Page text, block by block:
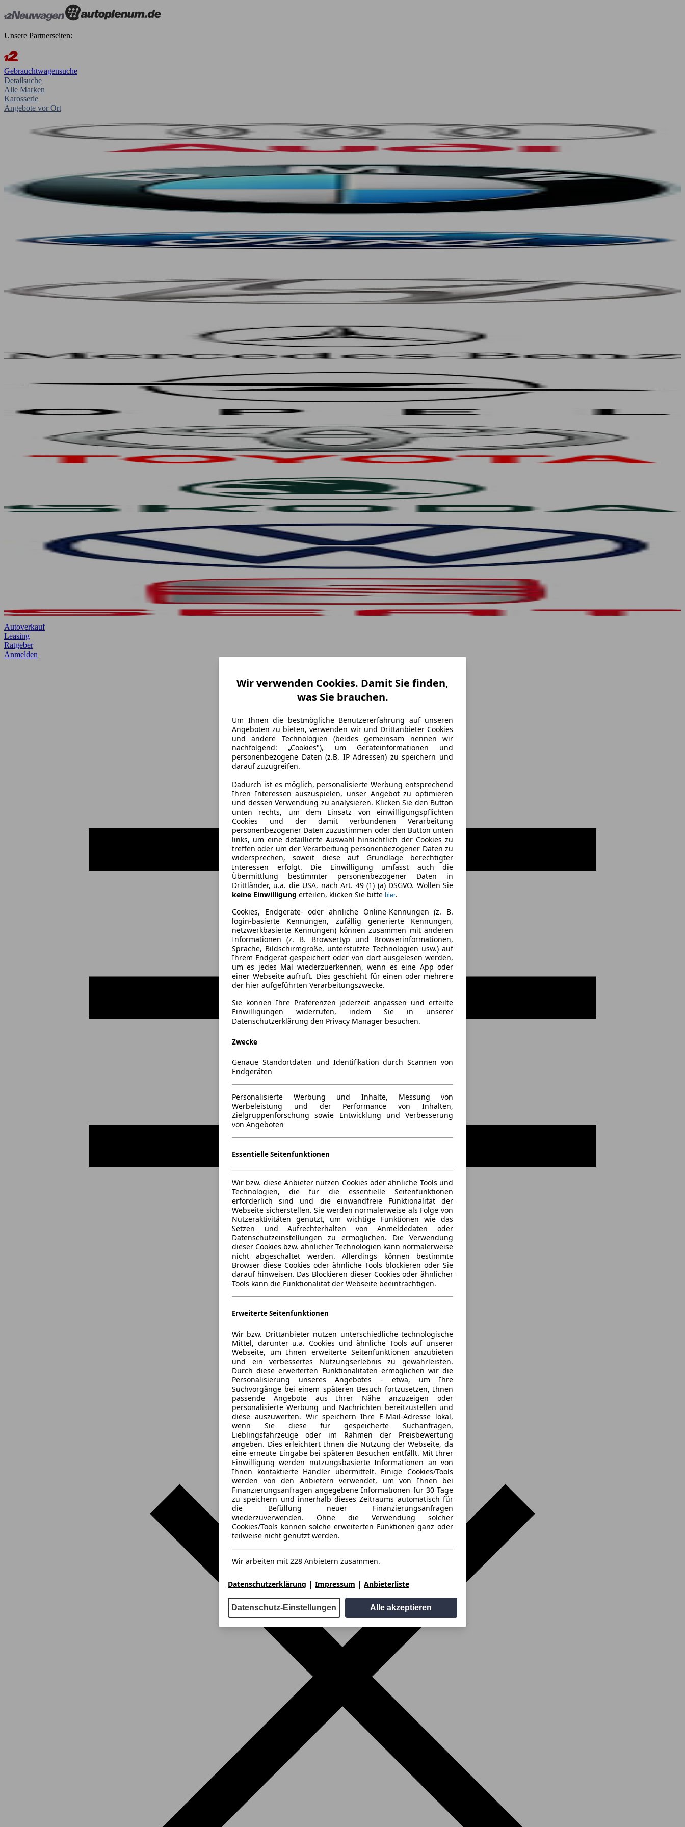
Unsere Partnerseiten:
Gebrauchtwagensuche
Detailsuche
Alle Marken
Karosserie
Angebote vor Ort
Autoverkauf
Leasing
Ratgeber
Anmelden
Wir verwenden Cookies. Damit Sie finden,
was Sie brauchen.
Um Ihnen die bestmögliche Benutzererfahrung auf unseren
Angeboten zu bieten, verwenden wir und Drittanbieter Cookies
und andere Technologien (beides gemeinsam nennen wir
nachfolgend: „Cookies"), um Geräteinformationen und
personenbezogene Daten (z.B. IP Adressen) zu speichern und
darauf zuzugreifen.
Dadurch ist es möglich, personalisierte Werbung entsprechend
Ihren Interessen auszuspielen, unser Angebot zu optimieren
und dessen Verwendung zu analysieren. Klicken Sie den Button
unten rechts, um dem Einsatz von einwilligungspflichten
Cookies und der damit verbundenen Verarbeitung
personenbezogener Daten zuzustimmen oder den Button unten
links, um eine detaillierte Auswahl hinsichtlich der Cookies zu
treffen oder um der Verarbeitung personenbezogener Daten zu
widersprechen, soweit diese auf Grundlage berechtigter
Interessen erfolgt. Die Einwilligung umfasst auch die
Übermittlung bestimmter personenbezogener Daten in
Drittländer, u.a. die USA, nach Art. 49 (1) (a) DSGVO. Wollen Sie
keine Einwilligung erteilen, klicken Sie bitte hier.
Cookies, Endgeräte- oder ähnliche Online-Kennungen (z. B.
login-basierte Kennungen, zufällig generierte Kennungen,
netzwerkbasierte Kennungen) können zusammen mit anderen
Informationen (z. B. Browsertyp und Browserinformationen,
Sprache, Bildschirmgröße, unterstützte Technologien usw.) auf
Ihrem Endgerät gespeichert oder von dort ausgelesen werden,
um es jedes Mal wiederzuerkennen, wenn es eine App oder
einer Webseite aufruft. Dies geschieht für einen oder mehrere
der hier aufgeführten Verarbeitungszwecke.
Sie können Ihre Präferenzen jederzeit anpassen und erteilte
Einwilligungen widerrufen, indem Sie in unserer
Datenschutzerklärung den Privacy Manager besuchen.
Zwecke
Genaue Standortdaten und Identifikation durch Scannen von
Endgeräten
Personalisierte Werbung und Inhalte, Messung von
Werbeleistung und der Performance von Inhalten,
Zielgruppenforschung sowie Entwicklung und Verbesserung
von Angeboten
Essentielle Seitenfunktionen
Wir bzw. diese Anbieter nutzen Cookies oder ähnliche Tools und
Technologien, die für die essentielle Seitenfunktionen
erforderlich sind und die einwandfreie Funktionalität der
Webseite sicherstellen. Sie werden normalerweise als Folge von
Nutzeraktivitäten genutzt, um wichtige Funktionen wie das
Setzen und Aufrechterhalten von Anmeldedaten oder
Datenschutzeinstellungen zu ermöglichen. Die Verwendung
dieser Cookies bzw. ähnlicher Technologien kann normalerweise
nicht abgeschaltet werden. Allerdings können bestimmte
Browser diese Cookies oder ähnliche Tools blockieren oder Sie
darauf hinweisen. Das Blockieren dieser Cookies oder ähnlicher
Tools kann die Funktionalität der Webseite beeinträchtigen.
Erweiterte Seitenfunktionen
Wir bzw. Drittanbieter nutzen unterschiedliche technologische
Mittel, darunter u.a. Cookies und ähnliche Tools auf unserer
Webseite, um Ihnen erweiterte Seitenfunktionen anzubieten
und ein verbessertes Nutzungserlebnis zu gewährleisten.
Durch diese erweiterten Funktionalitäten ermöglichen wir die
Personalisierung unseres Angebotes - etwa, um Ihre
Suchvorgänge bei einem späteren Besuch fortzusetzen, Ihnen
passende Angebote aus Ihrer Nähe anzuzeigen oder
personalisierte Werbung und Nachrichten bereitzustellen und
diese auszuwerten. Wir speichern Ihre E-Mail-Adresse lokal,
wenn Sie diese für gespeicherte Suchanfragen,
Lieblingsfahrzeuge oder im Rahmen der Preisbewertung
angeben. Dies erleichtert Ihnen die Nutzung der Webseite, da
eine erneute Eingabe bei späteren Besuchen entfällt. Mit Ihrer
Einwilligung werden nutzungsbasierte Informationen an von
Ihnen kontaktierte Händler übermittelt. Einige Cookies/Tools
werden von den Anbietern verwendet, um von Ihnen bei
Finanzierungsanfragen angegebene Informationen für 30 Tage
zu speichern und innerhalb dieses Zeitraums automatisch für
die Befüllung neuer Finanzierungsanfragen
wiederzuverwenden. Ohne die Verwendung solcher
Cookies/Tools können solche erweiterten Funktionen ganz oder
teilweise nicht genutzt werden.
Wir arbeiten mit 228 Anbietern zusammen.
Datenschutzerklärung | Impressum | Anbieterliste
Datenschutz-Einstellungen Alle akzeptieren